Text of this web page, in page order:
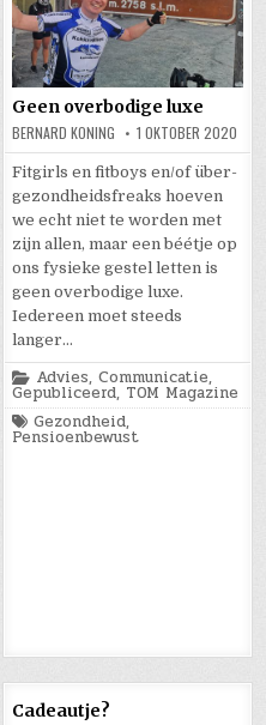
Geen overbodige luxe
BERNARD KONING 1 OKTOBER 2020
Fitgirls en fitboys en/of über-
gezondheidsfreaks hoeven
we echt niet te worden met
zijn allen, maar een béétje op
ons fysieke gestel letten is
geen overbodige luxe.
Iedereen moet steeds
langer…
Posted
in
Advies,Communicatie,
Gepubliceerd, TOM Magazine
Tagged
Gezondheid,
Pensioenbewust
Cadeautje?